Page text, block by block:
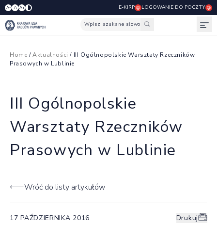
A- A A+ E-KIRP LOGOWANIE DO POCZTY
Wpisz szukane słowo
Home /Aktualności / III Ogólnopolskie Warsztaty Rzeczników
Prasowych w Lublinie
III Ogólnopolskie
Warsztaty Rzeczników
Prasowych w Lublinie
Wróć do listy artykułów
17 PAŹDZIERNIKA 2016 Drukuj